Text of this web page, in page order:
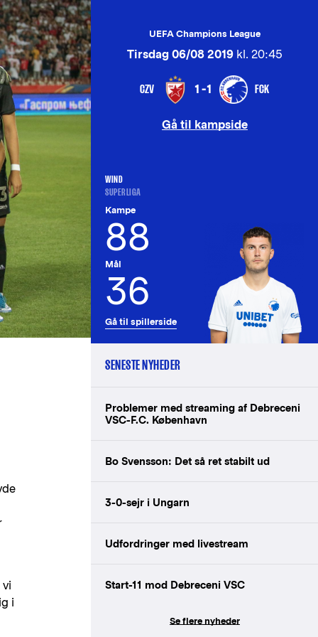
i
UEFA Champions League
Tirsdag 06/08 2019kl. 20:45
CZV 1-1 FCK
Gå til kampside
WIND
SUPERLIGA
Kampe
88
Mål
36
Gå til spillerside
SENESTE NYHEDER
Problemer med streaming af Debreceni
VSC-F.C. København
Bo Svensson: Det så ret stabilt ud
3-0-sejr i Ungarn
Udfordringer med livestream
Start-11 mod Debreceni VSC
Se flere nyheder